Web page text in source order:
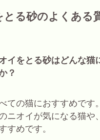
とる砂のよくある
イをとる砂はどんな猫
？
ての猫におすすめです
ニオイが気になる猫や
すめです。